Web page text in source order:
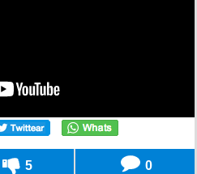
5 0